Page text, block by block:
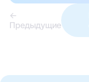
←
Предыдущие